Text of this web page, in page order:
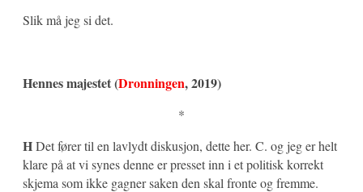
Slik må jeg si det.
Hennes majestet (Dronningen, 2019)
*
HDet fører til en lavlydt diskusjon, dette her. C. og jeg er helt
klare på at vi synes denne er presset inn i et politisk korrekt
skjema som ikke gagner saken den skal fronte og fremme.